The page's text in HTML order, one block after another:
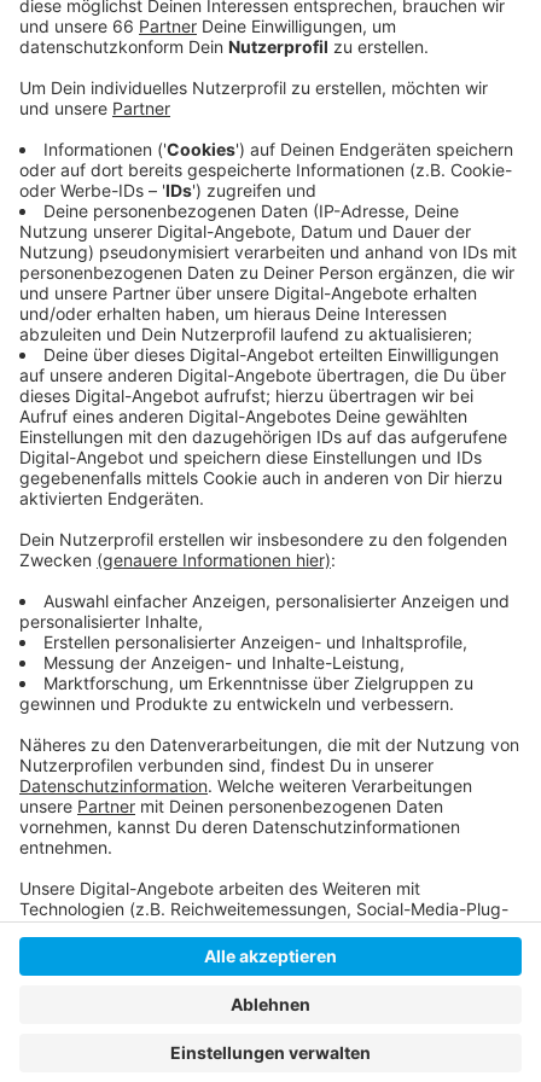
Wie die Feuerwehr mitteilt, gingen Montag direkt
mehrere Notrufe ein, weil am "Großen Dern" Rauch und
Flammen an einem Haus sichtbar waren. Rund 50
Einsatzkräfte waren demnach im Einsatz, um das
Feuer in dem Einfamilienhaus zu löschen. Rund vier
Stunden dauerte der Einsatz. Niemand wurde laut
Feuerwehr verletzt. Wie es zu dem Brand gekommen
ist, ermittelt jetzt die Kriminalpolizei.
Anzeige
Weitere Infos und Links:
Anzeige
Hier geht es zur offiziellen Mitteilung
Alle Blaulichtmeldungen aus Düsseldorf
Weitere Meldungen aus unserer Stadt
Anzeige